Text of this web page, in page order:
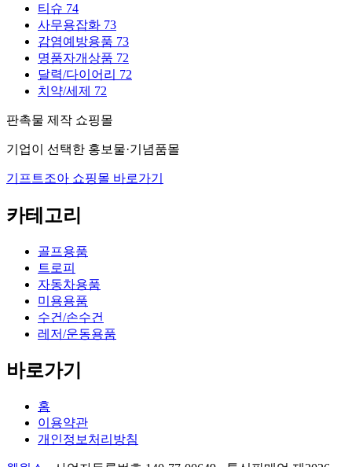
티슈 74
사무용잡화 73
감염예방용품 73
명품자개상품 72
달력/다이어리 72
치약/세제 72
판촉물 제작 쇼핑몰
기업이 선택한 홍보물·기념품몰
기프트조아 쇼핑몰 바로가기
카테고리
골프용품
트로피
자동차용품
미용용품
수건/손수건
레저/운동용품
바로가기
홈
이용약관
개인정보처리방침